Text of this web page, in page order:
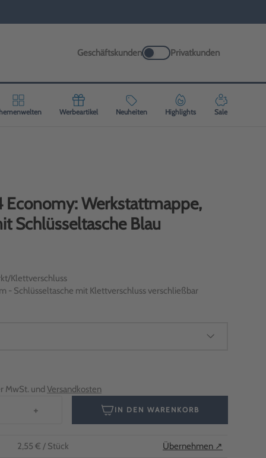
Geschäftskunden Privatkunden
Werbeartikel Neuheiten Highlights Sale
Economy: Werkstattmappe,
Schlüsseltasche Blau
Klettverschluss
- Schlüsseltasche mit Klettverschluss verschließbar
MwSt. und Versandkosten
+ IN DEN WARENKORB
2,55 € / Stück Übernehmen ↗